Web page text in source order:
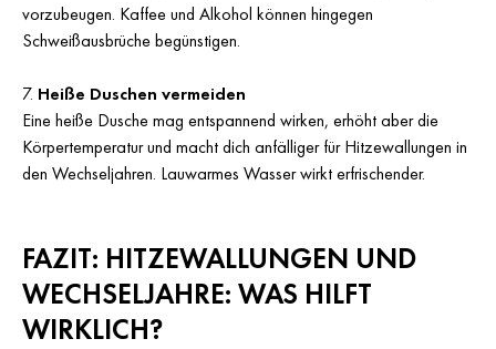
vorzubeugen. Kaffee und Alkohol können hingegen
Schweißausbrüche begünstigen.
Heiße Duschen vermeiden
Eine heiße Dusche mag entspannend wirken, erhöht aber die
Körpertemperatur und macht dich anfälliger für Hitzewallungen in
den Wechseljahren. Lauwarmes Wasser wirkt erfrischender.
FAZIT: HITZEWALLUNGEN UND
WECHSELJAHRE: WAS HILFT
WIRKLICH?